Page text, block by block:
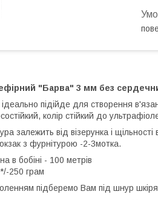
"Барва" 3 мм без
підійде для створення
колір стійкий до
залежить від візерунка і
з фурнітурою -2-3мотка.
в бобіні - 100 метрів
250 грам
підберемо Вам під шнур